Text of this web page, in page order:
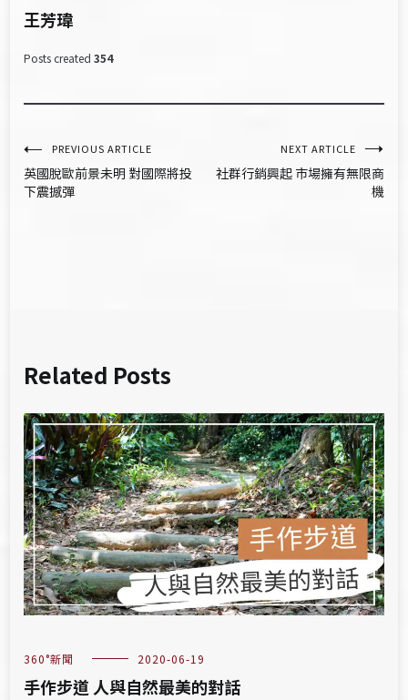
王芳瑋
Posts created 354
文
章
PREVIOUS ARTICLE
英國脫歐前景未明 對國際將投
下震撼彈
NEXT ARTICLE
社群行銷興起 市場擁有無限商
機
Related Posts
360°新聞 2020-06-19
手作步道 人與自然最美的對話